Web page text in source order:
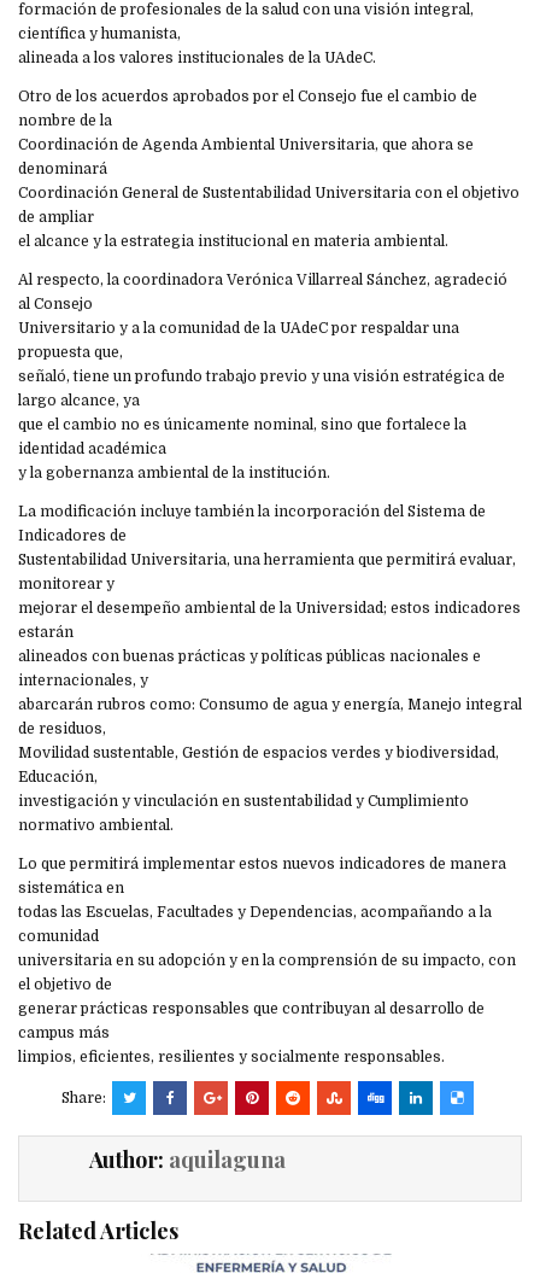
formación de profesionales de la salud con una visión integral,
científica y humanista,
alineada a los valores institucionales de la UAdeC.
Otro de los acuerdos aprobados por el Consejo fue el cambio de
nombre de la
Coordinación de Agenda Ambiental Universitaria, que ahora se
denominará
Coordinación General de Sustentabilidad Universitaria con el objetivo
de ampliar
el alcance y la estrategia institucional en materia ambiental.
Al respecto, la coordinadora Verónica Villarreal Sánchez, agradeció
al Consejo
Universitario y a la comunidad de la UAdeC por respaldar una
propuesta que,
señaló, tiene un profundo trabajo previo y una visión estratégica de
largo alcance, ya
que el cambio no es únicamente nominal, sino que fortalece la
identidad académica
y la gobernanza ambiental de la institución.
La modificación incluye también la incorporación del Sistema de
Indicadores de
Sustentabilidad Universitaria, una herramienta que permitirá evaluar,
monitorear y
mejorar el desempeño ambiental de la Universidad; estos indicadores
estarán
alineados con buenas prácticas y políticas públicas nacionales e
internacionales, y
abarcarán rubros como: Consumo de agua y energía, Manejo integral
de residuos,
Movilidad sustentable, Gestión de espacios verdes y biodiversidad,
Educación,
investigación y vinculación en sustentabilidad y Cumplimiento
normativo ambiental.
Lo que permitirá implementar estos nuevos indicadores de manera
sistemática en
todas las Escuelas, Facultades y Dependencias, acompañando a la
comunidad
universitaria en su adopción y en la comprensión de su impacto, con
el objetivo de
generar prácticas responsables que contribuyan al desarrollo de
campus más
limpios, eficientes, resilientes y socialmente responsables.
Share:
Author: aquilaguna
Related Articles